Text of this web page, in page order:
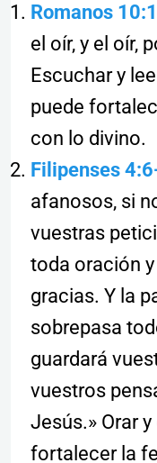
Romanos
el oír, y el oír,
Escuchar y
puede
con lo divino.
Filipenses
afanosos, si
vuestras
toda oración
gracias. Y la
sobrepasa
guardará
vuestros
Jesús.» Orar
fortalecer la